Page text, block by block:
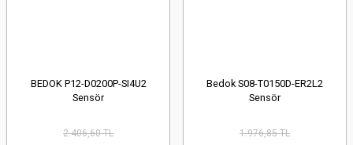
BEDOK P12-D0200P-SI4U2
Sensör
2.406,60 TL
Bedok S08-T0150D-ER2L2
Sensör
1.976,85 TL